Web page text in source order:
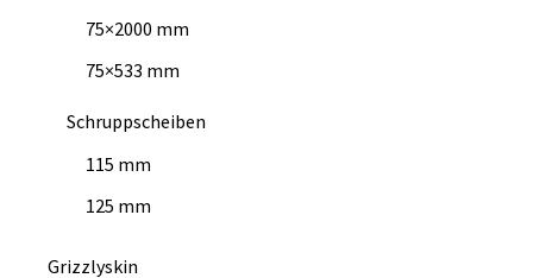
75×2000 mm
75×533 mm
Schruppscheiben
115 mm
125 mm
Grizzlyskin